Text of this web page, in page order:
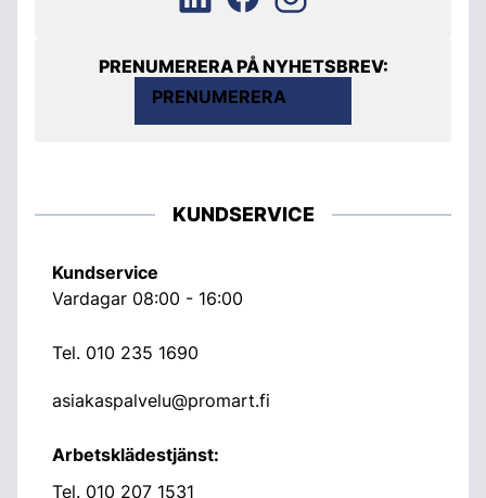
PRENUMERERA PÅ NYHETSBREV:
PRENUMERERA
KUNDSERVICE
Kundservice
Vardagar 08:00 - 16:00
Tel. 010 235 1690
asiakaspalvelu@promart.fi
Arbetsklädestjänst:
Tel. 010 207 1531